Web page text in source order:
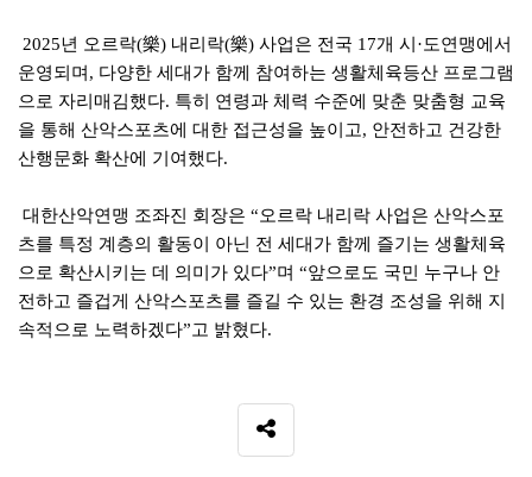
2025년 오르락(樂) 내리락(樂) 사업은 전국 17개 시·도연맹에서
운영되며, 다양한 세대가 함께 참여하는 생활체육등산 프로그램
으로 자리매김했다. 특히 연령과 체력 수준에 맞춘 맞춤형 교육
을 통해 산악스포츠에 대한 접근성을 높이고, 안전하고 건강한
산행문화 확산에 기여했다.
대한산악연맹 조좌진 회장은 “오르락 내리락 사업은 산악스포
츠를 특정 계층의 활동이 아닌 전 세대가 함께 즐기는 생활체육
으로 확산시키는 데 의미가 있다”며 “앞으로도 국민 누구나 안
전하고 즐겁게 산악스포츠를 즐길 수 있는 환경 조성을 위해 지
속적으로 노력하겠다”고 밝혔다.
SNS 공유